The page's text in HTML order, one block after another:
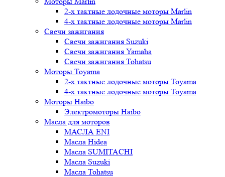
2-х тактные лодочные моторы Marlin
4-х тактные лодочные моторы Marlin
Свечи зажигания
Свечи зажигания Suzuki
Свечи зажигания Yamaha
Свечи зажигания Tohatsu
Моторы Toyama
2-х тактные лодочные моторы Toyama
4-х тактные лодочные моторы Toyama
Моторы Haibo
Электромоторы Haibo
Масла для моторов
МАСЛА ENI
Масла Hidea
Масла SUMITACHI
Масла Suzuki
Масла Tohatsu